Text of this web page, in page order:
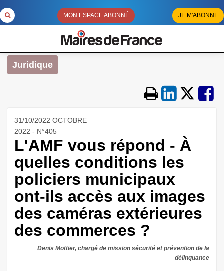
MON ESPACE ABONNÉ JE M'ABONNE
Juridique
31/10/2022 OCTOBRE
2022 - N°405
L'AMF vous répond - À
quelles conditions les
policiers municipaux
ont-ils accès aux images
des caméras extérieures
des commerces ?
Denis Mottier, chargé de mission ­sécurité et prévention de la
délinquance